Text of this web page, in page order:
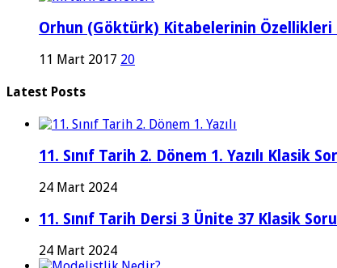
Orhun (Göktürk) Kitabelerinin Özellikleri
11 Mart 2017 20
Latest Posts
11. Sınıf Tarih 2. Dönem 1. Yazılı Klasik
24 Mart 2024
11. Sınıf Tarih Dersi 3 Ünite 37 Klasik
24 Mart 2024